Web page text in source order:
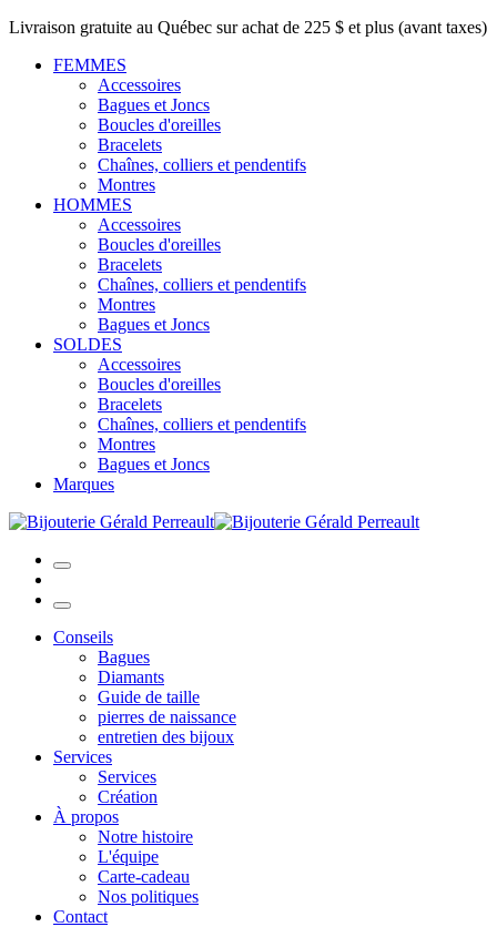
Livraison gratuite au Québec sur achat de 225 $ et plus (avant taxes)
FEMMES
Accessoires
Bagues et Joncs
Boucles d'oreilles
Bracelets
Chaînes, colliers et pendentifs
Montres
HOMMES
Accessoires
Boucles d'oreilles
Bracelets
Chaînes, colliers et pendentifs
Montres
Bagues et Joncs
SOLDES
Accessoires
Boucles d'oreilles
Bracelets
Chaînes, colliers et pendentifs
Montres
Bagues et Joncs
Marques
Conseils
Bagues
Diamants
Guide de taille
pierres de naissance
entretien des bijoux
Services
Services
Création
À propos
Notre histoire
L'équipe
Carte-cadeau
Nos politiques
Contact